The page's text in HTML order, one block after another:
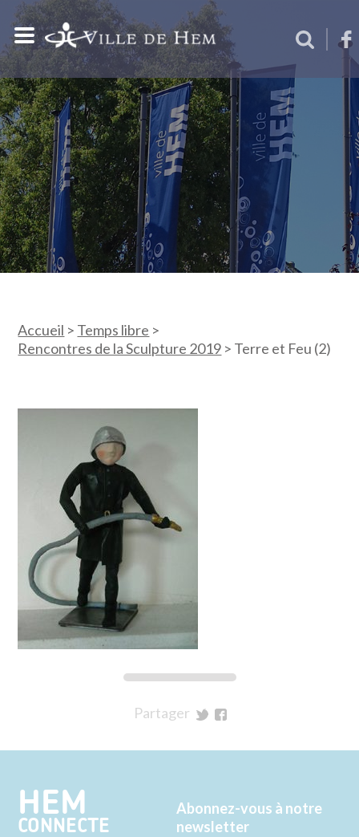
Accueil > Temps libre >
Rencontres de la Sculpture 2019 > Terre et Feu (2)
Partager
Twitter
Facebook
HEM
CONNECTE
Abonnez-vous à notre
newsletter